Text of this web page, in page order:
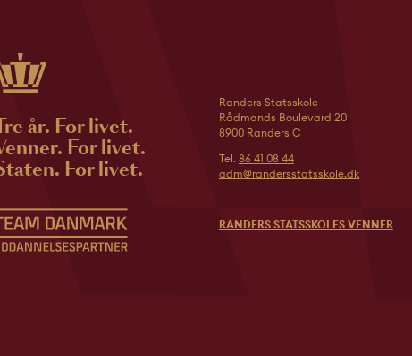
år. For livet.
For livet.
For livet.
Randers Statsskole
Rådmands Boulevard 20
8900 Randers C
Tel. 86 41 08 44
adm@randersstatsskole.dk
RANDERS STATSSKOLES VENNER